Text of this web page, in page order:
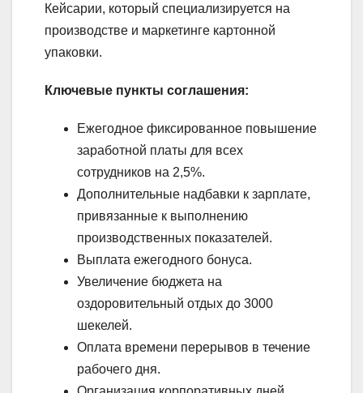
Кейсарии, который специализируется на
производстве и маркетинге картонной
упаковки.
Ключевые пункты соглашения:
Ежегодное фиксированное повышение
заработной платы для всех
сотрудников на 2,5%.
Дополнительные надбавки к зарплате,
привязанные к выполнению
производственных показателей.
Выплата ежегодного бонуса.
Увеличение бюджета на
оздоровительный отдых до 3000
шекелей.
Оплата времени перерывов в течение
рабочего дня.